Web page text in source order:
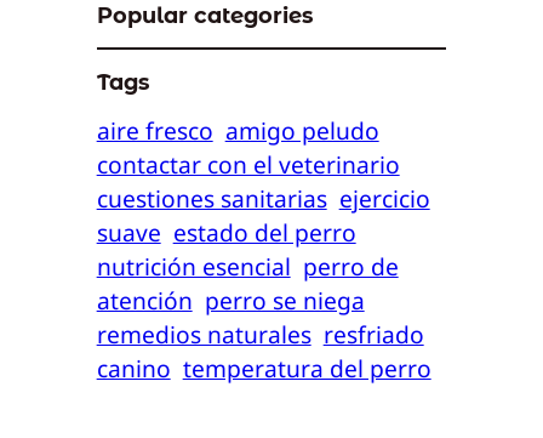
Popular categories
Tags
aire fresco amigo peludo
contactar con el veterinario
cuestiones sanitarias ejercicio
suave estado del perro
nutrición esencial perro de
atención perro se niega
remedios naturales resfriado
canino temperatura del perro